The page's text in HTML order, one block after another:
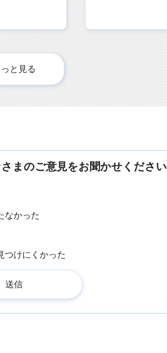
っと見る
まのご意見をお聞かせください
なかった
つけにくかった